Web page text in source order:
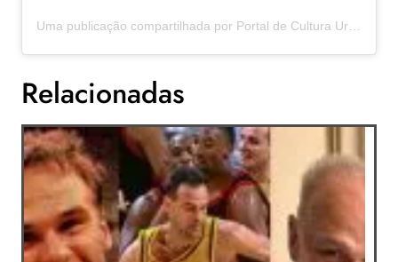
Uma publicação compartilhada por Portal de Cultura Urbana (@portaldeculturaurbana)
Relacionadas